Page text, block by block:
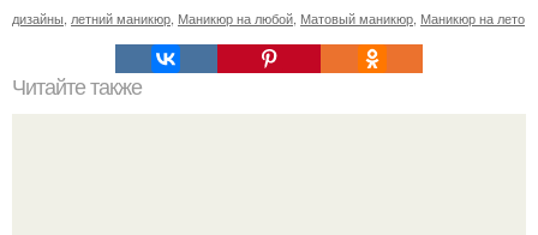
дизайны летний маникюр Маникюр на любой Матовый маникюр Маникюр на лето
Читайте также